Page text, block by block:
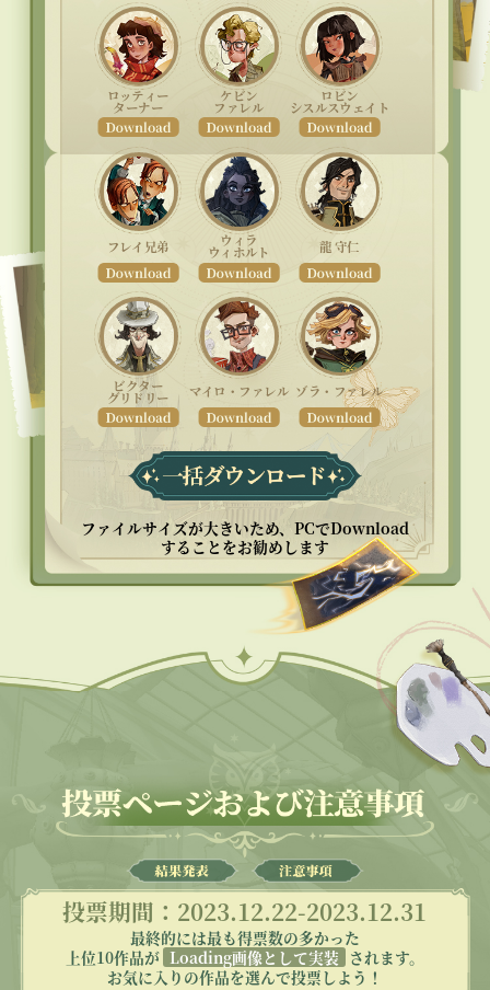
ロッティー
ターナー
ケビン
ファレル
ロビン
シスルスウェイト
フレイ兄弟 ウィラ
ウィホルト 龍 守仁
ビクター
グリドリー マイロ・ファレル ゾラ・ファレル
エリオット
エヴァース 衣装
ファイルサイズが大きいため、PCでDownload
することをお勧めします
投票期間：2023.12.22-2023.12.31
最終的には最も得票数の多かった
上位10作品が Loading画像として実装 されます。
お気に入りの作品を選んで投票しよう！